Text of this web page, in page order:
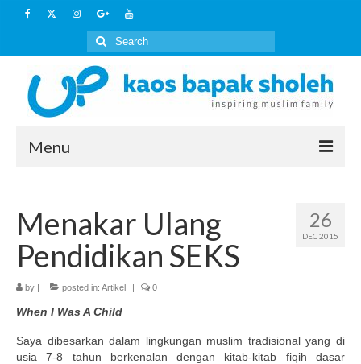
Search
for:
Menu
Artikel
Kaos Islami
HOW TO BUY
Outbound Keluarga Muslim
26
DEC 2015
Menakar Ulang
Pendidikan SEKS
by | posted in: Artikel | 0
When I Was A Child
Saya dibesarkan dalam lingkungan muslim tradisional yang di
usia 7-8 tahun berkenalan dengan kitab-kitab fiqih dasar